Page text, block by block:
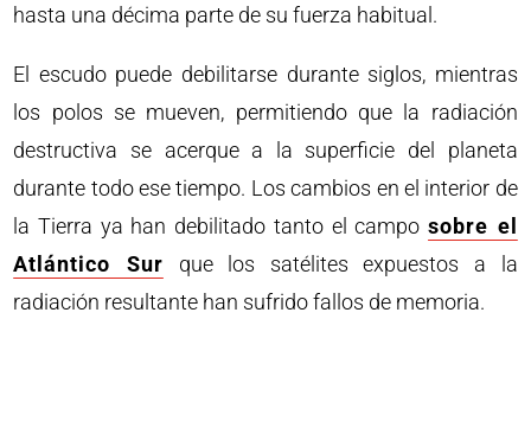
hasta una décima parte de su fuerza habitual.
El escudo puede debilitarse durante siglos, mientras
los polos se mueven, permitiendo que la radiación
destructiva se acerque a la superficie del planeta
durante todo ese tiempo. Los cambios en el interior de
la Tierra ya han debilitado tanto el camposobre el
Atlántico Sur que los satélites expuestos a la
radiación resultante han sufrido fallos de memoria.